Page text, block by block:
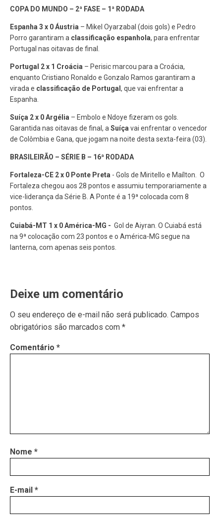
COPA DO MUNDO – 2ª FASE – 1ª RODADA
Espanha 3 x 0 Áustria – Mikel Oyarzabal (dois gols) e Pedro
Porro garantiram a classificação espanhola, para enfrentar
Portugal nas oitavas de final.
Portugal 2 x 1 Croácia – Perisic marcou para a Croácia,
enquanto Cristiano Ronaldo e Gonzalo Ramos garantiram a
virada e classificação de Portugal, que vai enfrentar a
Espanha.
Suíça 2 x 0 Argélia – Embolo e Ndoye fizeram os gols.
Garantida nas oitavas de final, a Suíça vai enfrentar o vencedor
de Colômbia e Gana, que jogam na noite desta sexta-feira (03).
BRASILEIRÃO – SÉRIE B – 16ª RODADA
Fortaleza-CE 2 x 0 Ponte Preta - Gols de Miritello e Maílton. O
Fortaleza chegou aos 28 pontos e assumiu temporariamente a
vice-liderança da Série B. A Ponte é a 19ª colocada com 8
pontos.
Cuiabá-MT 1 x 0 América-MG - Gol de Aiyran. O Cuiabá está
na 9ª colocação com 23 pontos e o América-MG segue na
lanterna, com apenas seis pontos.
Deixe um comentário
O seu endereço de e-mail não será publicado. Campos
obrigatórios são marcados com *
Comentário *
Nome *
E-mail *